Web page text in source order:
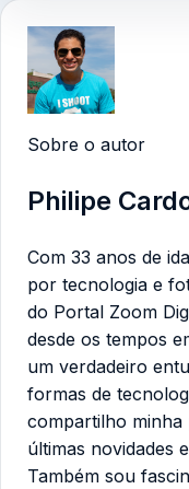
Sobre o autor
Philipe
Com 33 anos de
por tecnologia e
do Portal Zoom
desde os tempos
um verdadeiro
formas de
compartilho minha
últimas novidades
Também sou